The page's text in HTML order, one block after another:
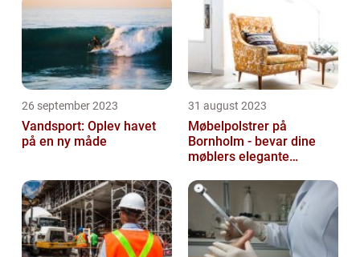
26 september 2023
Vandsport: Oplev havet
på en ny måde
31 august 2023
Møbelpolstrer på
Bornholm - bevar dine
møblers elegante